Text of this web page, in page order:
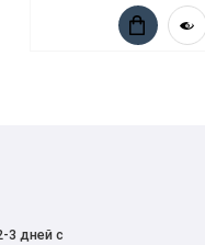
3 дней с